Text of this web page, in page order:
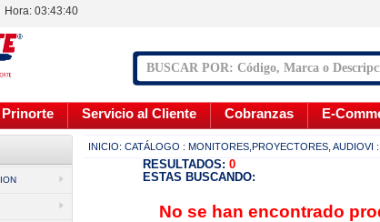
Hora: 03:43:40
Servicio al Cliente Cobranzas E-
INICIO: CATÁLOGO : MONITORES,PROYECTORES, AUDIOVI
RESULTADOS: 0
ESTAS BUSCANDO:
No se han encontrado